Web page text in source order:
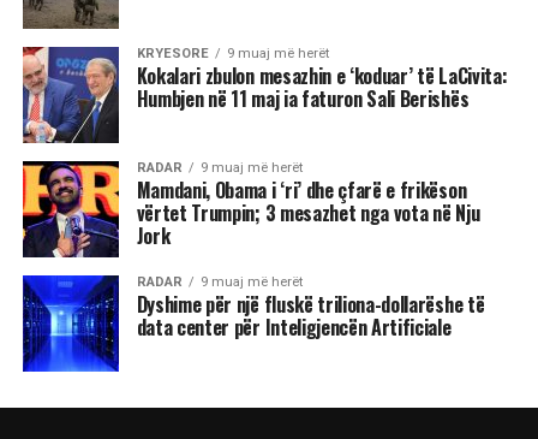
KRYESORE 9 muaj më herët
Kokalari zbulon mesazhin e ‘koduar’ të LaCivita:
Humbjen në 11 maj ia faturon Sali Berishës
RADAR 9 muaj më herët
Mamdani, Obama i ‘ri’ dhe çfarë e frikëson
vërtet Trumpin; 3 mesazhet nga vota në Nju
Jork
RADAR 9 muaj më herët
Dyshime për një fluskë triliona-dollarëshe të
data center për Inteligjencën Artificiale